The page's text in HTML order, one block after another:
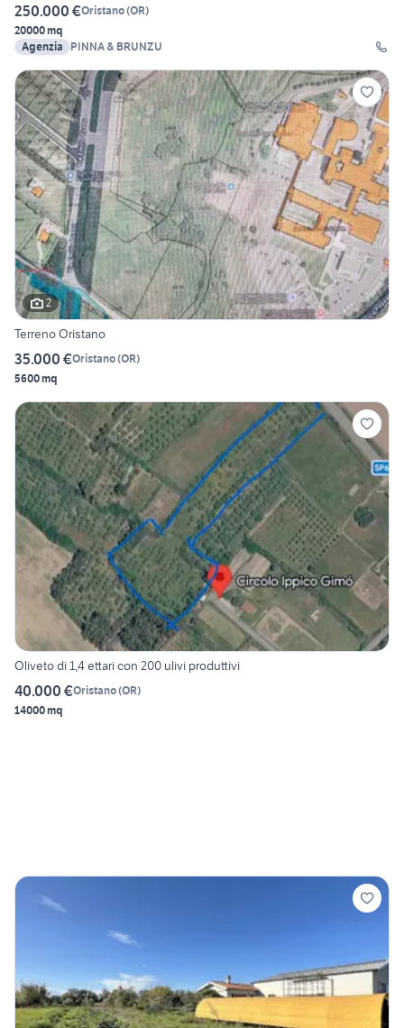
250.000 €Oristano(OR)
20000 mq
Agenzia
PINNA & BRUNZU
2
Terreno Oristano
35.000 €Oristano(OR)
5600 mq
Oliveto di 1,4 ettari con 200 ulivi produttivi
40.000 €Oristano(OR)
14000 mq